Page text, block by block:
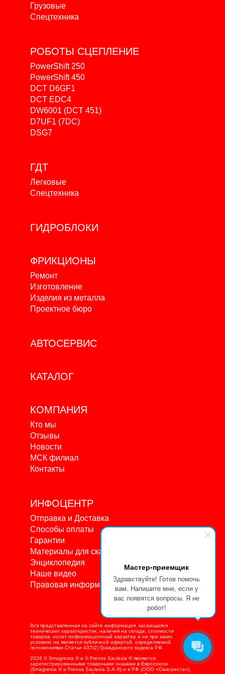
Мастер-приемщик
Здравствуйте! Готов помочь
вам. Напишите мне, если у
вас появятся вопросы. Я не
робот!
Грузовые
Спецтехника
РОБОТЫ СЦЕПЛЕНИЕ
PowerShift 250
PowerShift 450
DCT D6GF1
DCT EDC4
DW6001 (DCT 451)
D7UF1 (7DC)
DSG7
ГДТ
Легковые
Спецтехника
ГИДРОБЛОКИ
ФРИКЦИОНЫ
Ремонт
Изготовление
Изделия из металла
Проектное бюро
АВТОСЕРВИС
КАТАЛОГ
КОМПАНИЯ
Кто мы
Отзывы
Новости
МСК филиал
Контакты
ИНФОЦЕНТР
Отправка и Доставка
Способы оплаты
Гарантии
Материалы для скачивания
Энциклопедия
Наше видео
Правовая информация
Вся представленная на сайте информация, касающаяся
технических характеристик, наличия на складе, стоимости
товаров, носит информационный характер и ни при каких
условиях не является публичной офертой, определяемой
положениями Статьи 437(2) Гражданского кодекса РФ.
2026 © Smagresta ® и © Frenos Sauleda ® являются
зарегистрированными товарными знаками в Евросоюзе
(Smagresta ® и Frenos Sauleda S.A.®) и в РФ (ООО «Смагреста»).